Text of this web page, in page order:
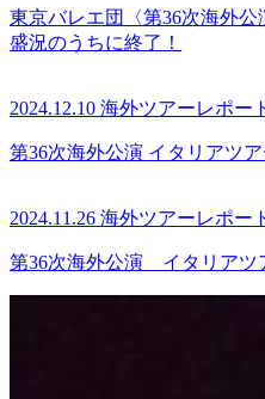
東京バレエ団〈第36次海外
盛況のうちに終了！
2024.12.10 海外ツアーレポー
第36次海外公演 イタリアツ
2024.11.26 海外ツアーレポー
第36次海外公演 イタリア